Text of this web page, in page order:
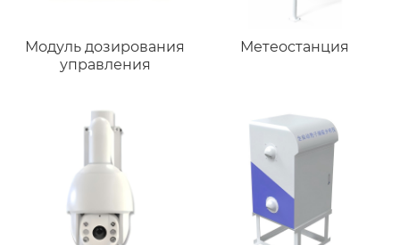
Модуль дозирования
управления
Метеостанция